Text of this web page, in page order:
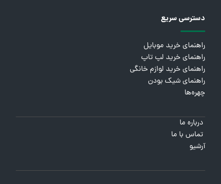
دسترسی سریع
راهنمای خرید موبایل
راهنمای خرید لپ تاپ
راهنمای خرید لوازم خانگی
راهنمای شیک بودن
چهره‌ها
درباره ما
تماس با ما
آرشیو